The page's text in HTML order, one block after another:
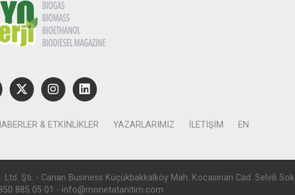
& ETKINLIKLER YAZARLARIMIZ İLETIŞIM EN
Ltd. Şti. - Canan Business Küçükbakkalköy Mah. Kocasinan Cad. Selvili
885 05 01 - info@monetatanitim.com